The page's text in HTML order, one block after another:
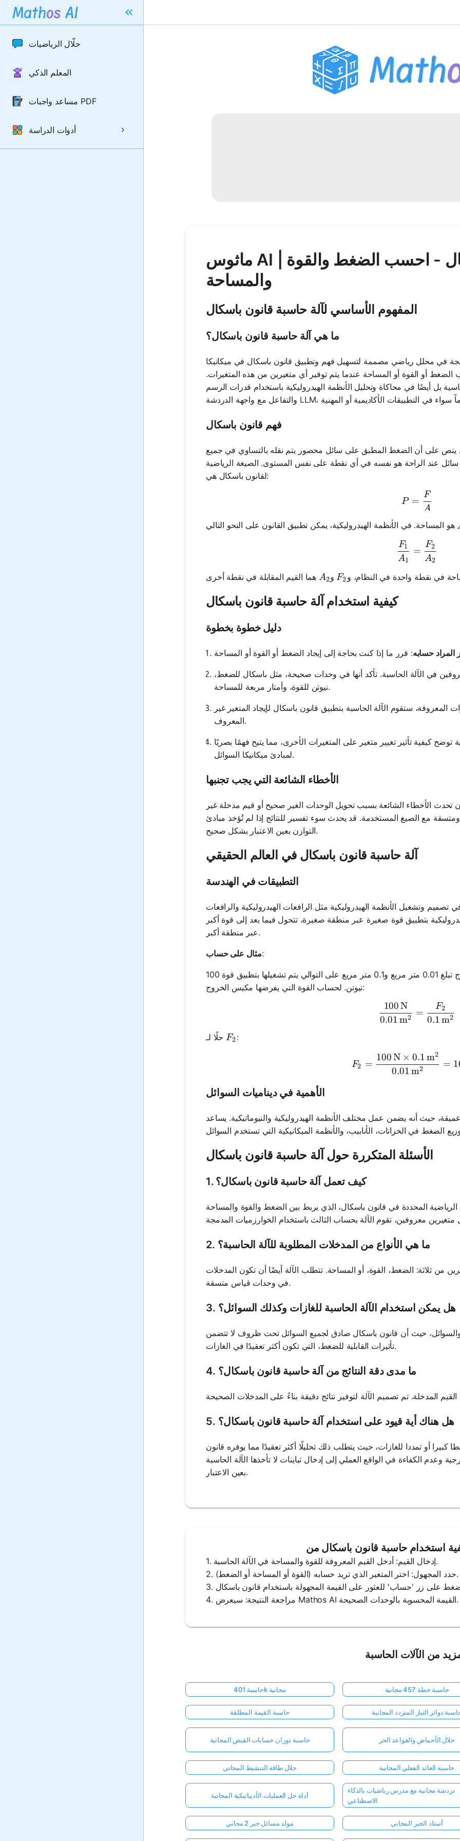
حلّال الرياضيات
المعلم الذكي
مساعد واجبات PDF
أدوات الدراسة
ماثوس AI | آلة حاسبة لقانون باسكال - احسب الضغط والقوة
والمساحة
المفهوم الأساسي لآلة حاسبة قانون باسكال
ما هي آلة حاسبة قانون باسكال؟
في محلل رياضي مصممة لتسهيل فهم وتطبيق قانون باسكال في ميكانيكا
أو القوة أو المساحة عندما يتم توفير أي متغيرين من هذه المتغيرات.
بل أيضًا في محاكاة وتحليل الأنظمة الهيدروليكية باستخدام قدرات الرسم
فهم قانون باسكال
ينص على أن الضغط المطبق على سائل محصور يتم نقله بالتساوي في جميع
عند الراحة هو نفسه في أي نقطة على نفس المستوى. الصيغة الرياضية
لقانون باسكال هي:
P =
P =
A
F
A1
F1 =
A2
F2
في نقطة واحدة في النظام، وF_2
F2 و
A_2
A2
كيفية استخدام آلة حاسبة قانون باسكال
دليل خطوة بخطوة
المراد حسابه
في الآلة الحاسبة. تأكد أنها في وحدات صحيحة، مثل باسكال للضغط،
نيوتن للقوة، وأمتار مربعة للمساحة.
المعروفة، ستقوم الآلة الحاسبة بتطبيق قانون باسكال لإيجاد المتغير غير
المعروف.
توضح كيفية تأثير تغيير متغير على المتغيرات الأخرى، مما يتيح فهمًا بصريًا
لمبادئ ميكانيكا السوائل.
الأخطاء الشائعة التي يجب تجنبها
تحدث الأخطاء الشائعة بسبب تحويل الوحدات الغير صحيح أو قيم مدخلة غير
مع الصيغ المستخدمة. قد يحدث سوء تفسير للنتائج إذا لم تُؤخذ مبادئ
التوازن بعين الاعتبار بشكل صحيح.
آلة حاسبة قانون باسكال في العالم الحقيقي
التطبيقات في الهندسة
وتشغيل الأنظمة الهيدروليكية مثل الرافعات الهيدروليكية والرافعات
بتطبيق قوة صغيرة عبر منطقة صغيرة، تتحول فيما بعد إلى قوة أكبر
عبر منطقة أكبر.
مثال على حساب:
رافعة هيدروليكية بمساحات مكبس الدخول والخروج تبلغ 0.01 متر مربع و0.1 متر مربع على التوالي يتم تشغيلها بتطبيق قوة 100
نيوتن. لحساب القوة التي يفرضها مكبس الخروج:
0.01 m2
100N
=
0.1 m2
F2
F_2
F2 :
F_2 =
F2 =
0.01 m2
100N × 0.1 m2
=
الأهمية في ديناميات السوائل
حيث أنه يضمن عمل مختلف الأنظمة الهيدروليكية والنيوماتيكية. يساعد
الأسئلة المتكررة حول آلة حاسبة قانون باسكال
1. كيف تعمل آلة حاسبة قانون باسكال؟
المحددة في قانون باسكال، الذي يربط بين الضغط والقوة والمساحة
2. ما هي الأنواع من المدخلات المطلوبة للآلة الحاسبة؟
من ثلاثة: الضغط، القوة، أو المساحة. تتطلب الآلة أيضًا أن تكون المدخلات
في وحدات قياس متسقة.
3. هل يمكن استخدام الآلة الحاسبة للغازات وكذلك السوائل؟
والسوائل، حيث أن قانون باسكال صادق لجميع السوائل تحت ظروف لا تتضمن
تأثيرات القابلية للضغط، التي تكون أكثر تعقيدًا في الغازات.
4. ما مدى دقة النتائج من آلة حاسبة قانون باسكال؟
5. هل هناك أية قيود على استخدام آلة حاسبة قانون باسكال؟
أو تمددا للغازات، حيث يتطلب ذلك تحليلًا أكثر تعقيدًا مما يوفره قانون
وعدم الكفاءة في الواقع العملي إلى إدخال تباينات لا تأخذها الآلة الحاسبة
بعين الاعتبار.
1. إدخال القيم: أدخل القيم المعروفة للقوة والمساحة في الآلة الحاسبة.
2. حدد المجهول: اختر المتغير الذي تريد حسابه (القوة أو المساحة أو الضغط).
4. مراجعة النتيجة: سيعرض Mathos AI القيمة المحسوبة بالوحدات الصحيحة.
من الآلات الحاسبة
حاسبة 401k مجانية حاسبة خطة 457 مجانية
حاسبة القيمة المطلقة دوائر التيار المتردد المجانية
حاسبة دوران حسابات القبض المجانية حلال الأحماض والقواعد الحر
حلال طاقة التنشيط المجاني حاسبة العائد الفعلي المجانية
أداة حل العمليات الأديباتيكية المجانية
دردشة مجانية مع مدرس رياضيات بالذكاء
الاصطناعي
مولد مسائل جبر 2 مجاني أستاذ الجبر المجاني